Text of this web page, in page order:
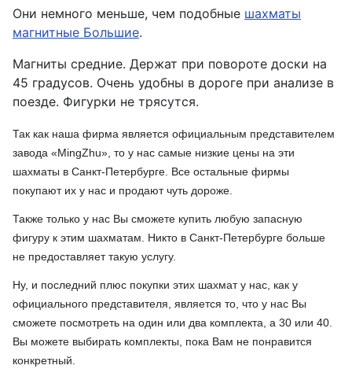
Они немного меньше, чем подобные шахматы
магнитные Большие.
Магниты средние. Держат при повороте доски на
45 градусов. Очень удобны в дороге при анализе в
поезде. Фигурки не трясутся.
Так как наша фирма является официальным представителем
завода «MingZhu», то у нас самые низкие цены на эти
шахматы в Санкт-Петербурге. Все остальные фирмы
покупают их у нас и продают чуть дороже.
Также только у нас Вы сможете купить любую запасную
фигуру к этим шахматам. Никто в Санкт-Петербурге больше
не предоставляет такую услугу.
Ну, и последний плюс покупки этих шахмат у нас, как у
официального представителя, является то, что у нас Вы
сможете посмотреть на один или два комплекта, а 30 или 40.
Вы можете выбирать комплекты, пока Вам не понравится
конкретный.